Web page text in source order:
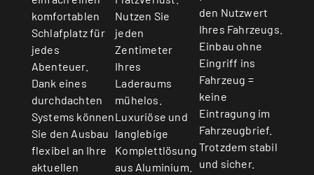
komfortablen
Schlafplatz für
jedes
Abenteuer.
Dank eines
durchdachten
Systems können
Sie den Ausbau
flexibel an Ihre
aktuellen
Nutzen Sie
jeden
Zentimeter
Ihres
Laderaums
mühelos.
Luxuriöse und
langlebige
Komplettlösung
aus Aluminium.
den Nutzwert
Ihres Fahrzeugs.
Einbau ohne
Eingriff ins
Fahrzeug =
keine
Eintragung im
Fahrzeugbrief.
Trotzdem stabil
und sicher.